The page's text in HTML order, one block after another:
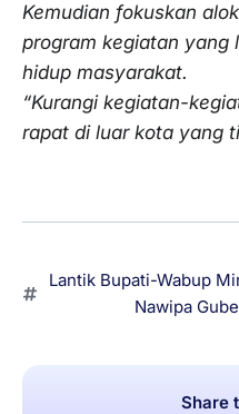
Kemudian fokuskan
program kegiatan yang
hidup masyarakat.
“Kurangi kegiatan-
rapat di luar kota yang
Lantik Bupati-Wabup
Nawipa
Share